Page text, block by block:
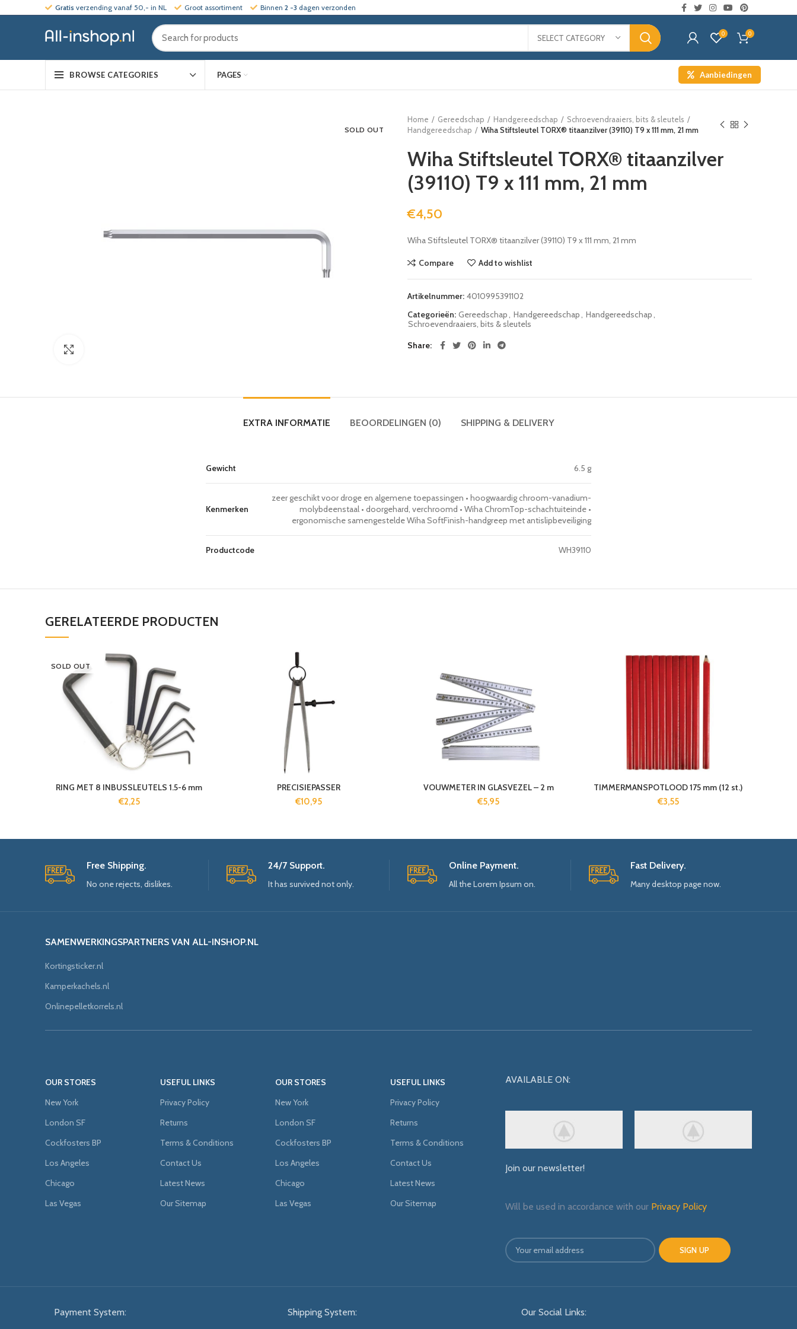
Gratis verzending vanaf 50,- in NL Groot assortiment Binnen 2 -3 dagen verzonden
SELECT CATEGORY 0 0
BROWSE CATEGORIES PAGES Aanbiedingen
SOLD OUT
Home Gereedschap Handgereedschap
Schroevendraaiers, bits & sleutels
Handgereedschap
Wiha Stiftsleutel TORX® titaanzilver (39110) T9 x 111 mm, 21 mm
Wiha Stiftsleutel TORX® titaanzilver
(39110) T9 x 111 mm, 21 mm
€4,50
Wiha Stiftsleutel TORX® titaanzilver (39110) T9 x 111 mm, 21 mm
Compare Add to wishlist
Artikelnummer: 4010995391102
Categorieën: Gereedschap, Handgereedschap, Handgereedschap,
Schroevendraaiers, bits & sleutels
Share
EXTRA INFORMATIE BEOORDELINGEN (0) SHIPPING & DELIVERY
Gewicht 6.5 g
Kenmerken
zeer geschikt voor droge en algemene toepassingen • hoogwaardig chroom-vanadium-
molybdeenstaal • doorgehard, verchroomd • Wiha ChromTop-schachtuiteinde •
ergonomische samengestelde Wiha SoftFinish-handgreep met antislipbeveiliging
Productcode WH39110
GERELATEERDE PRODUCTEN
SOLD OUT
RING MET 8 INBUSSLEUTELS 1.5-6 mm
€2,25
PRECISIEPASSER
€10,95
VOUWMETER IN GLASVEZEL – 2 m
€5,95
TIMMERMANSPOTLOOD 175 mm (12 st.)
€3,55
Free Shipping.
No one rejects, dislikes.
24/7 Support.
It has survived not only.
Online Payment.
All the Lorem Ipsum on.
Fast Delivery.
Many desktop page now.
SAMENWERKINGSPARTNERS VAN ALL-INSHOP.NL
Kortingsticker.nl
Kamperkachels.nl
Onlinepelletkorrels.nl
OUR STORES
New York
London SF
Cockfosters BP
Los Angeles
Chicago
Las Vegas
USEFUL LINKS
Privacy Policy
Returns
Terms & Conditions
Contact Us
Latest News
Our Sitemap
OUR STORES
New York
London SF
Cockfosters BP
Los Angeles
Chicago
Las Vegas
USEFUL LINKS
Privacy Policy
Returns
Terms & Conditions
Contact Us
Latest News
Our Sitemap
AVAILABLE ON:
Join our newsletter!
Will be used in accordance with our Privacy Policy
Payment System: Shipping System: Our Social Links: